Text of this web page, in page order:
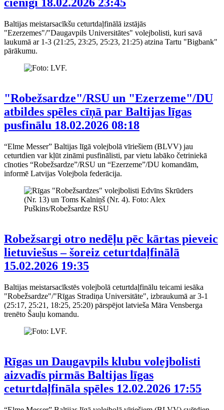
cienīgi 18.02.2026 23:45
Baltijas meistarsacīkšu ceturtdaļfinālā izstājās
"Ezerzemes"/"Daugavpils Universitātes" volejbolisti, kuri savā
laukumā ar 1-3 (21:25, 23:25, 25:23, 21:25) atzina Tartu "Bigbank"
pārākumu.
"Robežsardze"/RSU un "Ezerzeme"/DU
atbildes spēles cīņā par Baltijas līgas
pusfinālu 18.02.2026 08:18
“Elme Messer” Baltijas līgā volejbolā vīriešiem (BLVV) jau
ceturtdien var kļūt zināmi pusfinālisti, par vietu labāko četriniekā
cīnoties “Robežsardze”/RSU un “Ezerzeme”/DU komandām,
informē Latvijas Volejbola federācija.
Robežsargi otro nedēļu pēc kārtas pieveic
lietuviešus – šoreiz ceturtdaļfinālā
15.02.2026 19:35
Baltijas meistarsacīkstēs volejbolā ceturtdaļfinālu teicami iesāka
"Robežsardze"/"Rīgas Stradiņa Universitāte", izbraukumā ar 3-1
(25:17, 25:21, 18:25, 25:20) pārspējot latvieša Māra Vensberga
trenēto Šauļu komandu.
Rīgas un Daugavpils klubu volejbolisti
aizvadīs pirmās Baltijas līgas
ceturtdaļfināla spēles 12.02.2026 17:55